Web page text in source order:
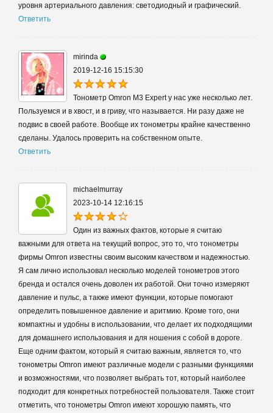
уровня артериального давления: светодиодный и графический.
Ответить
mirinda
2019-12-16 15:15:30
Тонометр Omron M3 Expert у нас уже несколько лет.
Пользуемся и в хвост, и в гриву, что называется. Ни разу даже не
подвис в своей работе. Вообще их тонометры крайне качественно
сделаны. Удалось проверить на собственном опыте.
Ответить
michaelmurray
2023-10-14 12:16:15
Один из важных фактов, которые я считаю
важными для ответа на текущий вопрос, это то, что тонометры
фирмы Omron известны своим высоким качеством и надежностью.
Я сам лично использовал несколько моделей тонометров этого
бренда и остался очень доволен их работой. Они точно измеряют
давление и пульс, а также имеют функции, которые помогают
определить повышенное давление и аритмию. Кроме того, они
компактны и удобны в использовании, что делает их подходящими
для домашнего использования и для ношения с собой в дороге.
Еще одним фактом, который я считаю важным, является то, что
тонометры Omron имеют различные модели с разными функциями
и возможностями, что позволяет выбрать тот, который наиболее
подходит для конкретных потребностей пользователя. Также стоит
отметить, что тонометры Omron имеют хорошую память, что